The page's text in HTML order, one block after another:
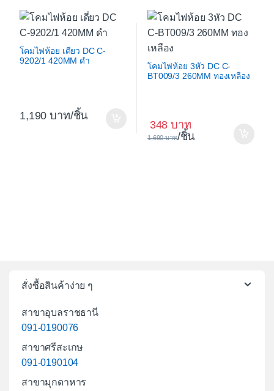
โคมไฟห้อย เดี่ยว DC C-
9202/1 420MM ดำ
1,190 /ชิ้น
โคมไฟห้อย 3หัว DC C-
BT009/3 260MM ทองเหลือง
348
1,690 /ชิ้น
สั่งซื้อสินค้าง่าย ๆ
สาขาอุบลราชธานี
091-0190076
สาขาศรีสะเกษ
091-0190104
สาขามุกดาหาร